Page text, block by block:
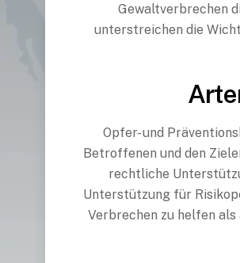
Gewaltverbrechen
unterstreichen die
Opfer- und
Betroffenen und den
rechtliche
Unterstützung für
Verbrechen zu helfen